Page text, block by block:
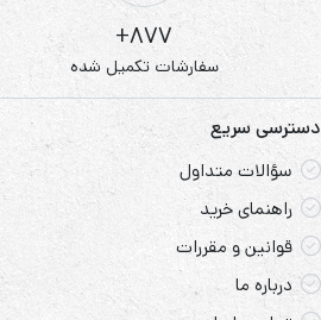
877+
سفارشات تکمیل شده
دسترسی سریع
سؤالات متداول
راهنمای خرید
قوانین و مقررات
درباره ما